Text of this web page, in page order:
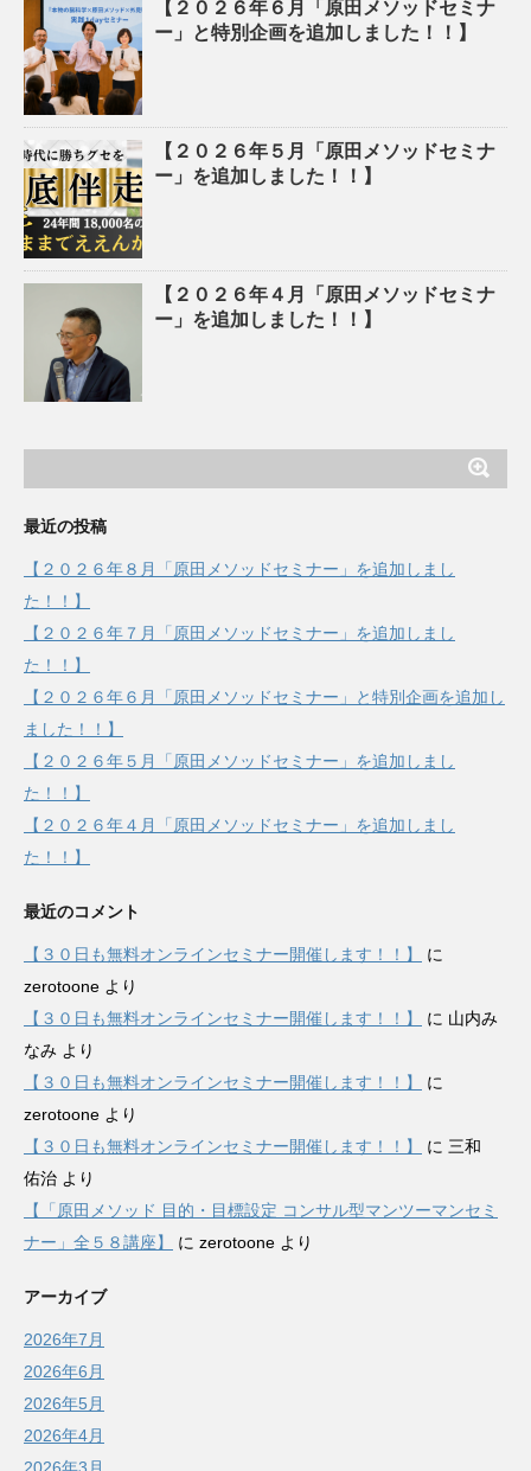
【２０２６年６月「原田メソッドセミナ
ー」と特別企画を追加しました！！】
【２０２６年５月「原田メソッドセミナ
ー」を追加しました！！】
【２０２６年４月「原田メソッドセミナ
ー」を追加しました！！】
最近の投稿
【２０２６年８月「原田メソッドセミナー」を追加しまし
た！！】
【２０２６年７月「原田メソッドセミナー」を追加しまし
た！！】
【２０２６年６月「原田メソッドセミナー」と特別企画を追加し
ました！！】
【２０２６年５月「原田メソッドセミナー」を追加しまし
た！！】
【２０２６年４月「原田メソッドセミナー」を追加しまし
た！！】
最近のコメント
【３０日も無料オンラインセミナー開催します！！】
に
zerotoone より
【３０日も無料オンラインセミナー開催します！！】
に 山内み
なみ より
【３０日も無料オンラインセミナー開催します！！】
に
zerotoone より
【３０日も無料オンラインセミナー開催します！！】
に 三和
佑治 より
【「原田メソッド 目的・目標設定 コンサル型マンツーマンセミ
ナー」全５８講座】
に zerotoone より
アーカイブ
2026年7月
2026年6月
2026年5月
2026年4月